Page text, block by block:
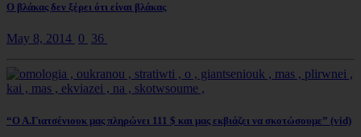
Ο βλάκας δεν ξέρει ότι είναι βλάκας
May 8, 2014 0 36
“Ο Α.Γιατσένιουκ μας πληρώνει 111 $ και μας εκβιάζει να σκοτώσουμε” (vid)